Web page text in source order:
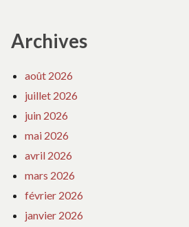
Archives
août 2026
juillet 2026
juin 2026
mai 2026
avril 2026
mars 2026
février 2026
janvier 2026